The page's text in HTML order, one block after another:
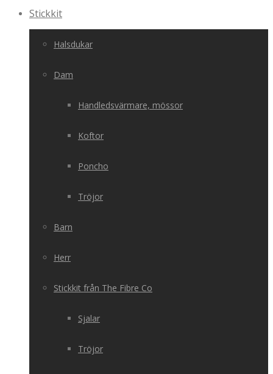
Stickkit
Halsdukar
Dam
Handledsvärmare, mössor
Koftor
Poncho
Tröjor
Barn
Herr
Stickkit från The Fibre Co
Sjalar
Tröjor